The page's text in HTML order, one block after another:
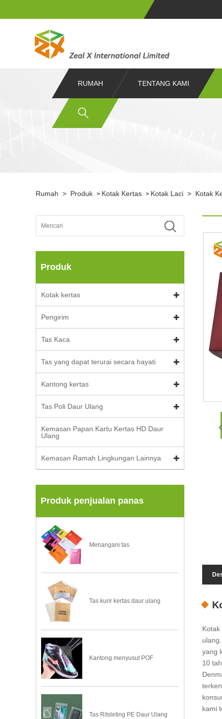
RUMAH TENTANG KAMI
Rumah > Produk > Kotak Kertas > Kotak Laci > Kotak
Produk
Kotak kertas
Pengirim
Tas Kaca
Tas yang dapat terurai secara hayati
Kantong kertas
Tas Poli Daur Ulang
Kemasan Papan Kartu Kertas HD Daur
Ulang
Kemasan Ramah Lingkungan Lainnya
Produk penjualan panas
Menangani tas
Tas kurir kertas daur ulang
Kantong menyusut POF
Tas Ritsleting PE Daur Ulang
yang
10
kami